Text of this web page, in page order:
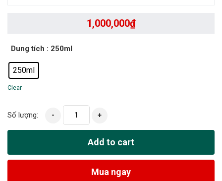
1,000,000₫
Dung tích : 250ml
250ml
Clear
Số lượng: - +
Add to cart
Mua ngay